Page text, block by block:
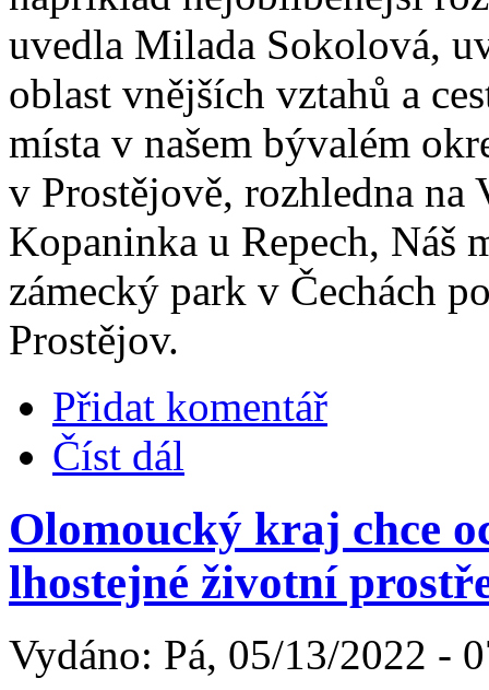
uvedla Milada Sokolová,
oblast vnějších vztahů a
místa v našem bývalém
v Prostějově, rozhledna
Kopaninka u Repech, Náš
zámecký park v Čechách
Prostějov.
Přidat komentář
Číst dál
Olomoucký kraj chce
lhostejné životní
Vydáno: Pá, 05/13/2022 -